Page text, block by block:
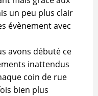
un peu plus clair
évènement avec
avons débuté ce
inattendus
coin de rue
bien plus